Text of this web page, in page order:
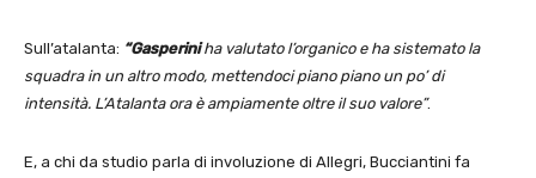
Sull’atalanta: “Gasperiniha valutato l’organico e ha sistemato la
squadra in un altro modo, mettendoci piano piano un po’ di
intensità. L’Atalanta ora è ampiamente oltre il suo valore”.
E, a chi da studio parla di involuzione di Allegri, Bucciantini fa